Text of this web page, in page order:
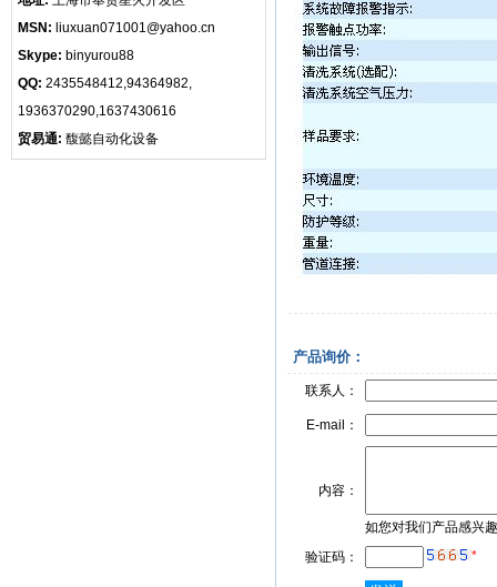
MSN: liuxuan071001@yahoo.cn
Skype: binyurou88
QQ: 2435548412,94364982,
1936370290,1637430616
贸易通: 馥懿自动化设备
产品询价：
联系人：
E-mail：
内容：
如您对我们产品感兴
验证码：
*